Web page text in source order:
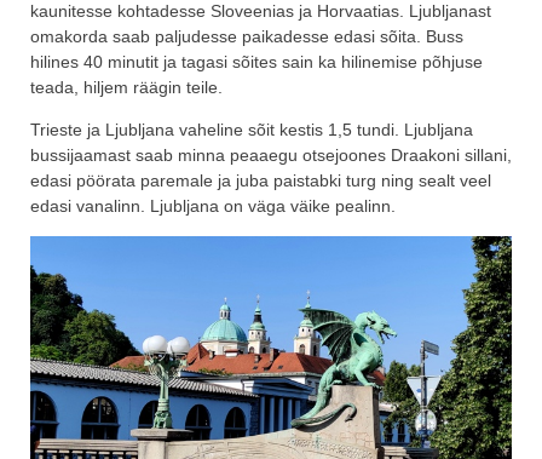
kaunitesse kohtadesse Sloveenias ja Horvaatias. Ljubljanast
omakorda saab paljudesse paikadesse edasi sõita. Buss
hilines 40 minutit ja tagasi sõites sain ka hilinemise põhjuse
teada, hiljem räägin teile.
Trieste ja Ljubljana vaheline sõit kestis 1,5 tundi. Ljubljana
bussijaamast saab minna peaaegu otsejoones Draakoni sillani,
edasi pöörata paremale ja juba paistabki turg ning sealt veel
edasi vanalinn. Ljubljana on väga väike pealinn.